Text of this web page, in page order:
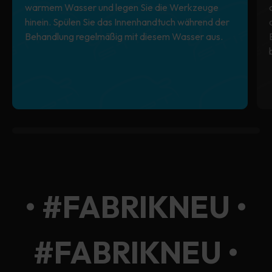
warmem Wasser und legen Sie die Werkzeuge
hinein. Spülen Sie das Innenhandtuch während der
Behandlung regelmäßig mit diesem Wasser aus.
• #FABRIKNEU •
#FABRIKNEU •